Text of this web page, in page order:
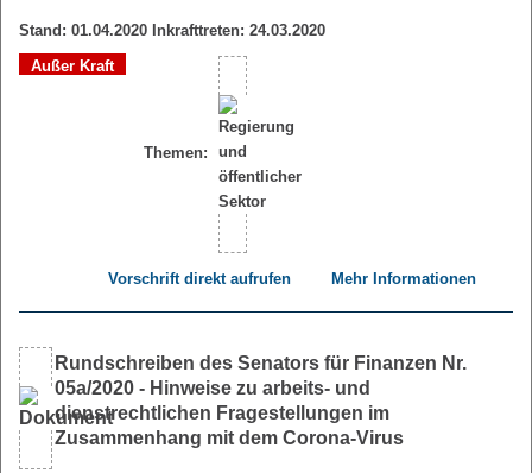
Stand: 01.04.2020 Inkrafttreten: 24.03.2020
Außer Kraft
Themen:
Vorschrift direkt aufrufen Mehr Informationen
Rundschreiben des Senators für Finanzen Nr.
05a/2020 - Hinweise zu arbeits- und
dienstrechtlichen Fragestellungen im
Zusammenhang mit dem Corona-Virus